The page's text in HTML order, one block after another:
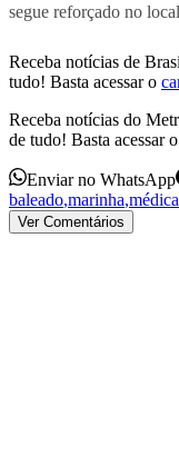
segue reforçado no
Receba notícias de
tudo! Basta acessar o
Receba notícias do
de tudo! Basta acessar o
Enviar no WhatsApp
baleado,marinha,médica
Ver Comentários